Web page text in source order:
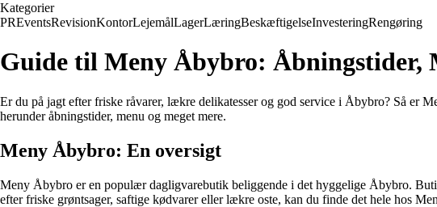
Kategorier
PREventsRevisionKontorLejemålLagerLæringBeskæftigelseInvesteringRengøring
Guide til Meny Åbybro: Åbningstider,
Er du på jagt efter friske råvarer, lækre delikatesser og god service i Åbybro? Så er
herunder åbningstider, menu og meget mere.
Meny Åbybro: En oversigt
Meny Åbybro er en populær dagligvarebutik beliggende i det hyggelige Åbybro.
efter friske grøntsager, saftige kødvarer eller lækre oste, kan du finde det hele hos